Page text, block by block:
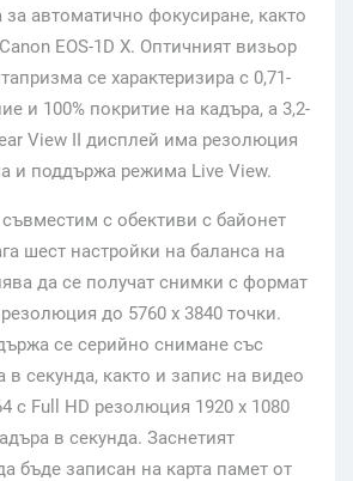
за автоматично фокусиране, както
EOS-1D X. Оптичният визьор
се характеризира с 0,71-
и 100% покритие на кадъра, а 3,2-
View II дисплей има резолюция
и поддържа режима Live View.
съвместим с обективи с байонет
шест настройки на баланса на
да се получат снимки с формат
до 5760 x 3840 точки.
се серийно снимане със
в секунда, както и запис на видео
с Full HD резолюция 1920 x 1080
в секунда. Заснетият
бъде записан на карта памет от